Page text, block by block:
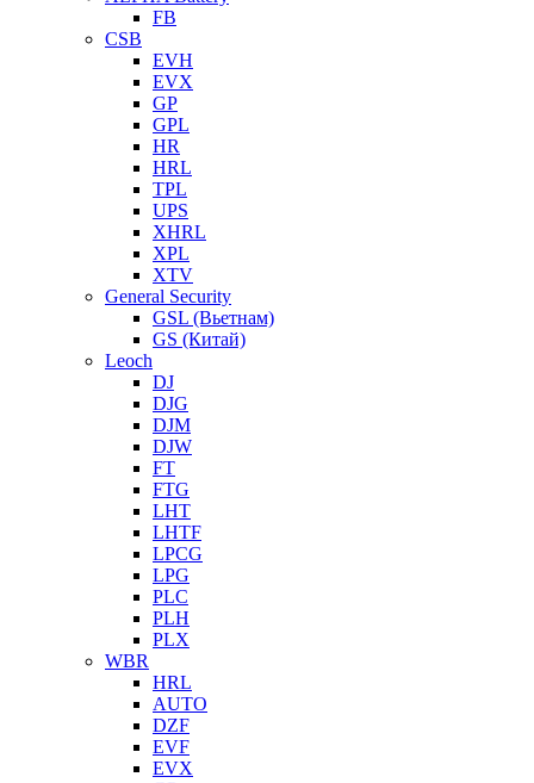
FB
CSB
EVH
EVX
GP
GPL
HR
HRL
TPL
UPS
XHRL
XPL
XTV
General Security
GSL (Вьетнам)
GS (Китай)
Leoch
DJ
DJG
DJM
DJW
FT
FTG
LHT
LHTF
LPCG
LPG
PLC
PLH
PLX
WBR
HRL
AUTO
DZF
EVF
EVX